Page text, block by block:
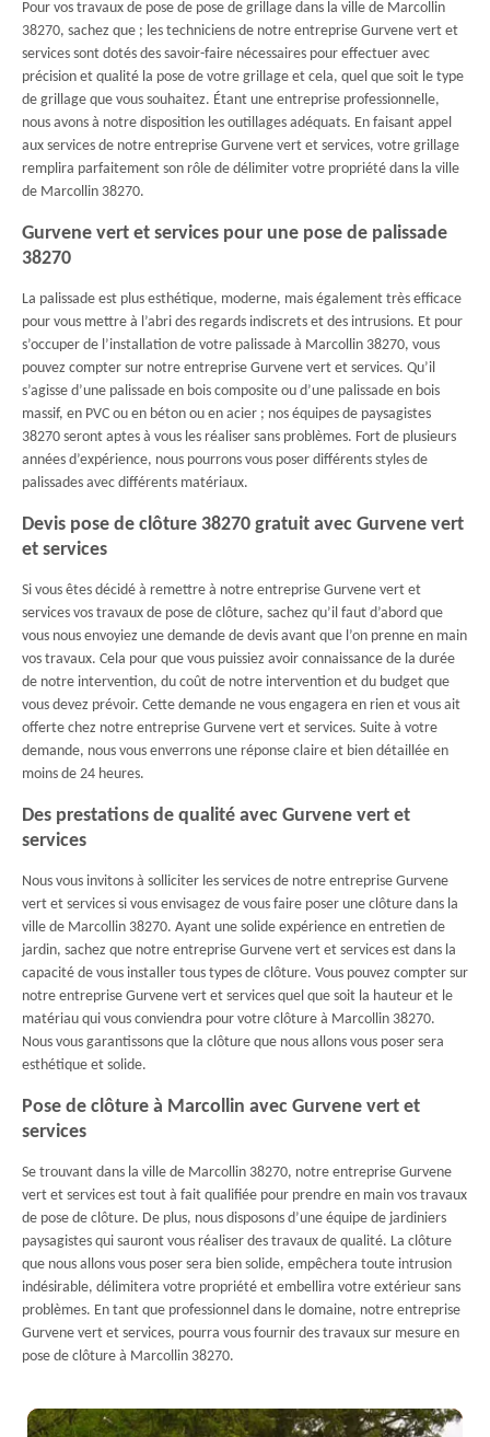
Pour vos travaux de pose de pose de grillage dans la ville de Marcollin
38270, sachez que ; les techniciens de notre entreprise Gurvene vert et
services sont dotés des savoir-faire nécessaires pour effectuer avec
précision et qualité la pose de votre grillage et cela, quel que soit le type
de grillage que vous souhaitez. Étant une entreprise professionnelle,
nous avons à notre disposition les outillages adéquats. En faisant appel
aux services de notre entreprise Gurvene vert et services, votre grillage
remplira parfaitement son rôle de délimiter votre propriété dans la ville
de Marcollin 38270.
Gurvene vert et services pour une pose de palissade
38270
La palissade est plus esthétique, moderne, mais également très efficace
pour vous mettre à l’abri des regards indiscrets et des intrusions. Et pour
s’occuper de l’installation de votre palissade à Marcollin 38270, vous
pouvez compter sur notre entreprise Gurvene vert et services. Qu’il
s’agisse d’une palissade en bois composite ou d’une palissade en bois
massif, en PVC ou en béton ou en acier ; nos équipes de paysagistes
38270 seront aptes à vous les réaliser sans problèmes. Fort de plusieurs
années d’expérience, nous pourrons vous poser différents styles de
palissades avec différents matériaux.
Devis pose de clôture 38270 gratuit avec Gurvene vert
et services
Si vous êtes décidé à remettre à notre entreprise Gurvene vert et
services vos travaux de pose de clôture, sachez qu’il faut d’abord que
vous nous envoyiez une demande de devis avant que l’on prenne en main
vos travaux. Cela pour que vous puissiez avoir connaissance de la durée
de notre intervention, du coût de notre intervention et du budget que
vous devez prévoir. Cette demande ne vous engagera en rien et vous ait
offerte chez notre entreprise Gurvene vert et services. Suite à votre
demande, nous vous enverrons une réponse claire et bien détaillée en
moins de 24 heures.
Des prestations de qualité avec Gurvene vert et
services
Nous vous invitons à solliciter les services de notre entreprise Gurvene
vert et services si vous envisagez de vous faire poser une clôture dans la
ville de Marcollin 38270. Ayant une solide expérience en entretien de
jardin, sachez que notre entreprise Gurvene vert et services est dans la
capacité de vous installer tous types de clôture. Vous pouvez compter sur
notre entreprise Gurvene vert et services quel que soit la hauteur et le
matériau qui vous conviendra pour votre clôture à Marcollin 38270.
Nous vous garantissons que la clôture que nous allons vous poser sera
esthétique et solide.
Pose de clôture à Marcollin avec Gurvene vert et
services
Se trouvant dans la ville de Marcollin 38270, notre entreprise Gurvene
vert et services est tout à fait qualifiée pour prendre en main vos travaux
de pose de clôture. De plus, nous disposons d’une équipe de jardiniers
paysagistes qui sauront vous réaliser des travaux de qualité. La clôture
que nous allons vous poser sera bien solide, empêchera toute intrusion
indésirable, délimitera votre propriété et embellira votre extérieur sans
problèmes. En tant que professionnel dans le domaine, notre entreprise
Gurvene vert et services, pourra vous fournir des travaux sur mesure en
pose de clôture à Marcollin 38270.